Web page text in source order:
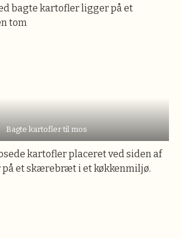
Bagte kartofler til mos